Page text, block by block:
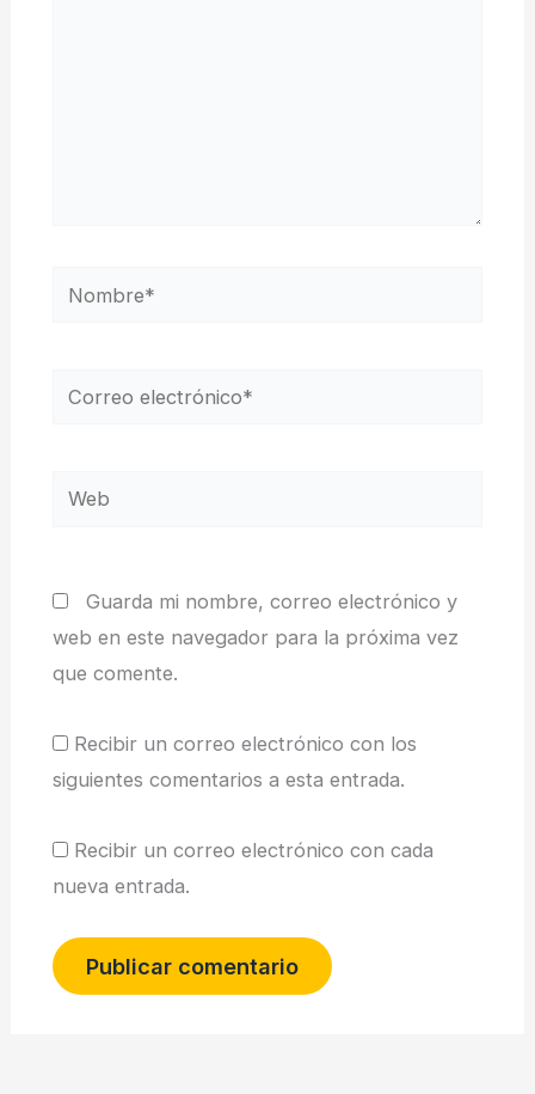
Nombre*
Correo
Web
Guarda mi nombre, correo electrónico y
web en este navegador para la próxima vez
que comente.
Recibir un correo electrónico con los
siguientes comentarios a esta entrada.
Recibir un correo electrónico con cada
nueva entrada.